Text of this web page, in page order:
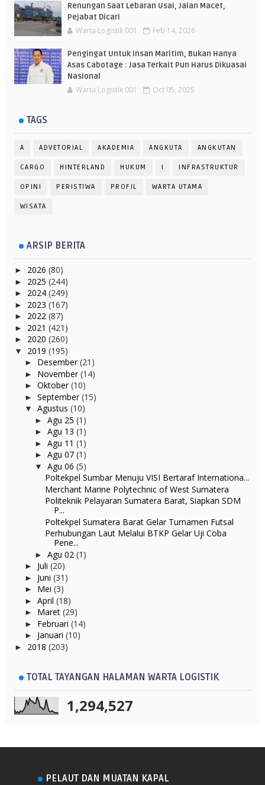
Renungan Saat Lebaran Usai, Jalan Macet,
Pejabat Dicari
Warta Logistik 001 Feb 14, 2026
Pengingat Untuk Insan Maritim, Bukan Hanya
Asas Cabotage : Jasa Terkait Pun Harus Dikuasai
Nasional
Warta Logistik 001 Oct 05, 2025
TAGS
A ADVETORIAL AKADEMIA ANGKUTA ANGKUTAN
CARGO HINTERLAND HUKUM I INFRASTRUKTUR
OPINI PERISTIWA PROFIL WARTA UTAMA
WISATA
ARSIP BERITA
► 2026 (80)
► 2025 (244)
► 2024 (249)
► 2023 (167)
► 2022 (87)
► 2021 (421)
► 2020 (260)
▼ 2019 (195)
► Desember(21)
► November(14)
► Oktober(10)
► September(15)
▼ Agustus (10)
► Agu 25 (1)
► Agu 13 (1)
► Agu 11 (1)
► Agu 07 (1)
▼ Agu 06 (5)
Poltekpel Sumbar Menuju VISI Bertaraf Internationa...
Merchant Marine Polytechnic of West Sumatera
Politeknik Pelayaran Sumatera Barat, Siapkan SDM
P...
Poltekpel Sumatera Barat Gelar Turnamen Futsal
Perhubungan Laut Melalui BTKP Gelar Uji Coba
Pene...
► Agu 02 (1)
► Juli (20)
► Juni (31)
► Mei (3)
► April (18)
► Maret (29)
► Februari (14)
► Januari (10)
► 2018 (203)
TOTAL TAYANGAN HALAMAN WARTA LOGISTIK
1,294,527
PELAUT DAN MUATAN KAPAL